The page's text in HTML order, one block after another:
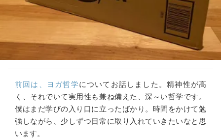
前回は、ヨガ哲学についてお話しました。精神性が高
く、それでいて実用性も兼ね備えた、深～い哲学です。
僕はまだ学びの入り口に立ったばかり。時間をかけて勉
強しながら、少しずつ日常に取り入れていきたいなと思
います。